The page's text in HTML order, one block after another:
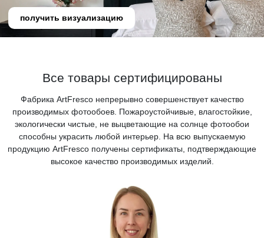
получить визуализацию
Все товары сертифицированы
Фабрика ArtFresco непрерывно совершенствует качество
производимых фотообоев. Пожароустойчивые, влагостойкие,
экологически чистые, не выцветающие на солнце фотообои
способны украсить любой интерьер. На всю выпускаемую
продукцию ArtFresco получены сертификаты, подтверждающие
высокое качество производимых изделий.